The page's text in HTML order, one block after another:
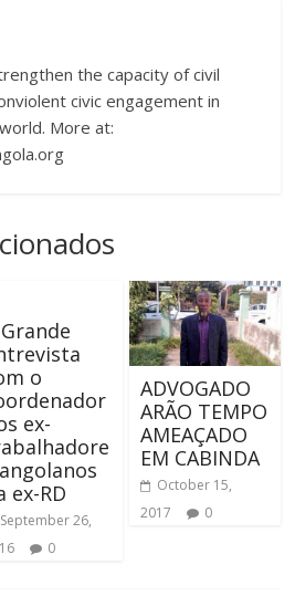
the capacity of civil
civic engagement in
More at:
o
ex-
ex-RD
September 26,
0
ADVOGADO
ARÃO TEMPO
AMEAÇADO
EM CABINDA
October 15,
2017
0